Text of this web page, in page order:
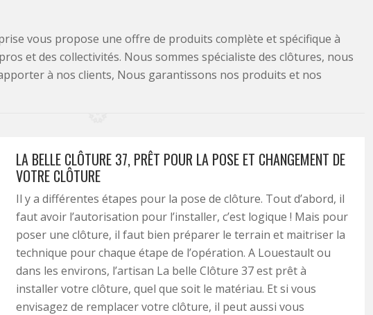
vous propose une offre de produits complète et spécifique à
et des collectivités. Nous sommes spécialiste des clôtures, nous
à nos clients, Nous garantissons nos produits et nos
LA BELLE CLÔTURE 37, PRÊT POUR LA POSE ET CHANGEMENT DE
VOTRE CLÔTURE
Il y a différentes étapes pour la pose de clôture. Tout d’abord, il
faut avoir l’autorisation pour l’installer, c’est logique ! Mais pour
poser une clôture, il faut bien préparer le terrain et maitriser la
technique pour chaque étape de l’opération. A Louestault ou
dans les environs, l’artisan La belle Clôture 37 est prêt à
installer votre clôture, quel que soit le matériau. Et si vous
envisagez de remplacer votre clôture, il peut aussi vous